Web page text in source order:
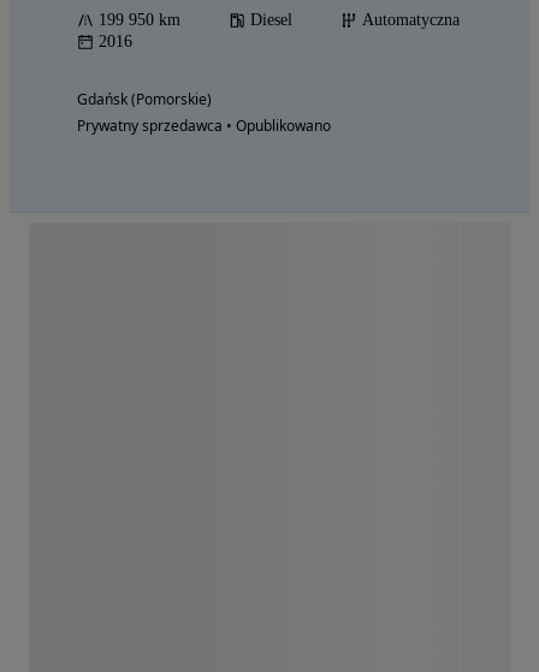
199 950 km Diesel
Automatyczna
2016
Gdańsk (Pomorskie)
Prywatny sprzedawca • Opublikowano